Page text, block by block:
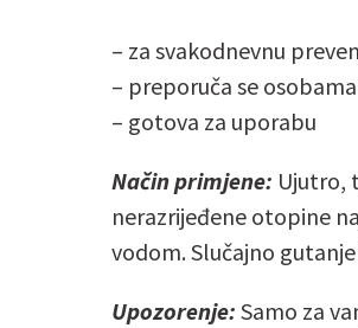
– za svakodnevnu
– preporuča se
– gotova za uporabu
Način primjene: Ujutro,
nerazrijeđene otopine
vodom. Slučajno
Upozorenje: Samo za